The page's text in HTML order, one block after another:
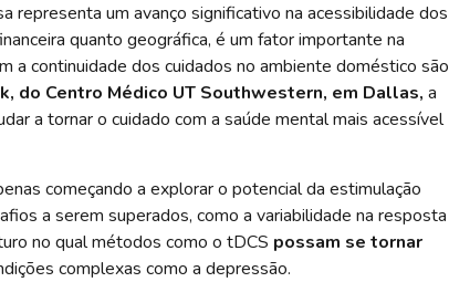
um avanço significativo na acessibilidade dos
quanto geográfica, é um fator importante na
a continuidade dos cuidados no ambiente doméstico são
do Centro Médico UT Southwestern, em Dallas, a
a tornar o cuidado com a saúde mental mais acessível
começando a explorar o potencial da estimulação
a serem superados, como a variabilidade na resposta
no qual métodos como o tDCS possam se tornar
complexas como a depressão.